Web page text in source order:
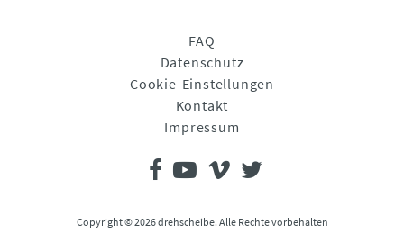
FAQ
Datenschutz
Cookie-Einstellungen
Kontakt
Impressum
Copyright © 2026 drehscheibe. Alle Rechte vorbehalten